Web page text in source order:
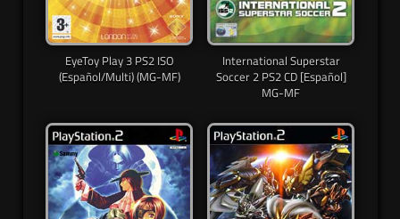
EyeToy Play 3 PS2 ISO
(Español/Multi) (MG-MF)
International Superstar
Soccer 2 PS2 CD [Español]
MG-MF